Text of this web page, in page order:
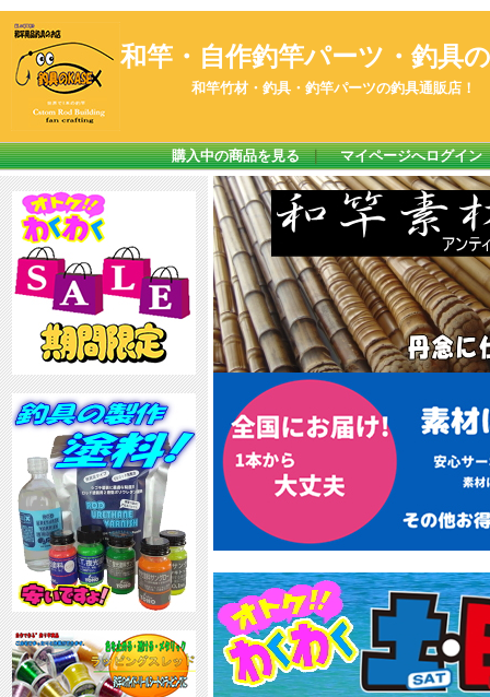
和竿・自作釣竿パーツ・釣具の
和竿竹材・釣具・釣竿パーツの釣具通販店！
購入中の商品を見る｜ マイページへログイン